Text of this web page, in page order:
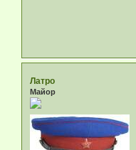
Латро
Майор